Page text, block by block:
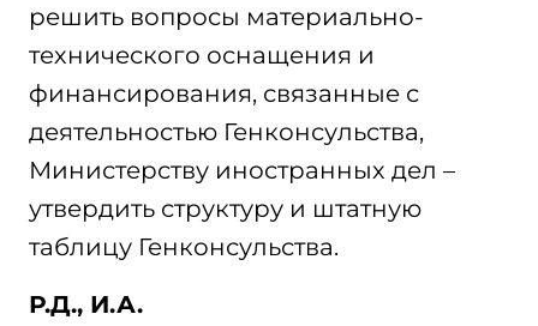
решить вопросы материально-
технического оснащения и
финансирования, связанные с
деятельностью Генконсульства,
Министерству иностранных дел –
утвердить структуру и штатную
таблицу Генконсульства.
Р.Д., И.А.